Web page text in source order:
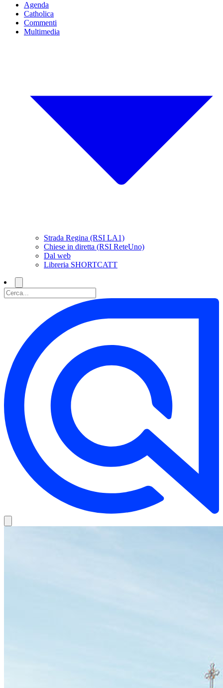
Agenda
Catholica
Commenti
Multimedia
Strada Regina (RSI LA1)
Chiese in diretta (RSI ReteUno)
Dal web
Libreria SHORTCATT